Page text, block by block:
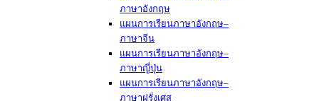
ภาษาอังกฤษ
แผนการเรียนภาษาอังกฤษ–
ภาษาจีน
แผนการเรียนภาษาอังกฤษ–
ภาษาญี่ปุ่น
แผนการเรียนภาษาอังกฤษ–
ภาษาฝรั่งเศส